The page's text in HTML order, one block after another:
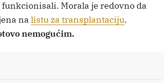
Morala je redovno da
na listu za transplantaciju.
nemogućim.